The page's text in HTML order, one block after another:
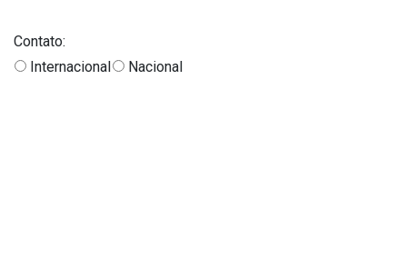
Contato:
Internacional
Nacional